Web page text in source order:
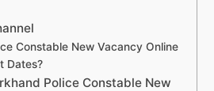
Constable New Vacancy Online
Dates?
Police Constable New